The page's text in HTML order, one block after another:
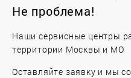
Не проблема!
Наши сервисные центры
территории Москвы и МО
Оставляйте заявку и мы